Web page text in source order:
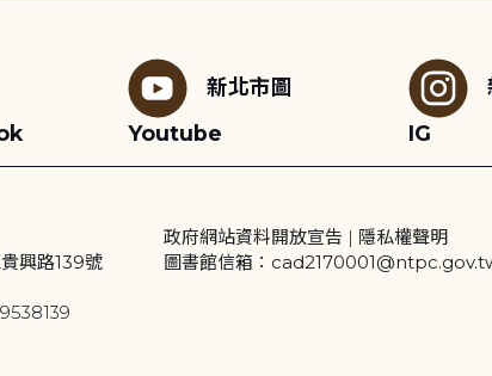
新北市圖
Youtube
IG
興路139號
政府網站資料開放宣告 | 隱私權聲明
圖書館信箱：